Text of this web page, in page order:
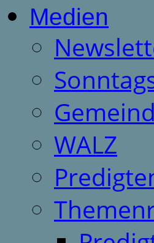
Medien
WALZ